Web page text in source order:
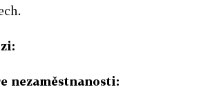
nezaměstnanosti: